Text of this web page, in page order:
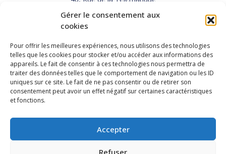
Gérer le consentement aux
cookies
Pour offrir les meilleures expériences, nous utilisons des technologies
telles que les cookies pour stocker et/ou accéder aux informations des
appareils. Le fait de consentir à ces technologies nous permettra de
traiter des données telles que le comportement de navigation ou les ID
uniques sur ce site. Le fait de ne pas consentir ou de retirer son
consentement peut avoir un effet négatif sur certaines caractéristiques
et fonctions.
Accepter
Refuser
Le Polygone 42000 SAINT-ETIENNE
TEL : 33(0)4 77 92 28 60
FAX : 33(0)4 77 92 28 61
SUPPORT : 33(0)4 69 68 82 10
NOUS CONTACTER